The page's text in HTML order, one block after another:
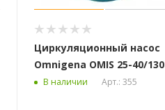
Циркуляционный насос
Omnigena OMIS 25-40/130
В наличии Арт.: 355